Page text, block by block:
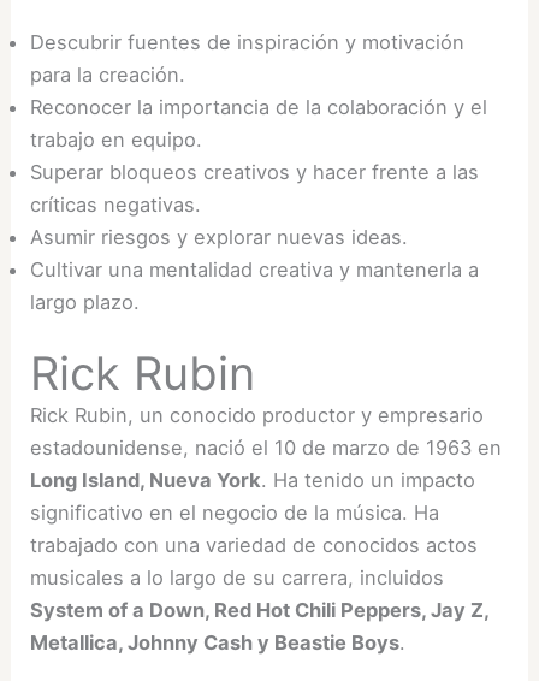
Descubrir fuentes de inspiración y motivación
para la creación.
Reconocer la importancia de la colaboración y el
trabajo en equipo.
Superar bloqueos creativos y hacer frente a las
críticas negativas.
Asumir riesgos y explorar nuevas ideas.
Cultivar una mentalidad creativa y mantenerla a
largo plazo.
Rick Rubin
Rick Rubin, un conocido productor y empresario
estadounidense, nació el 10 de marzo de 1963 en
Long Island, Nueva York. Ha tenido un impacto
significativo en el negocio de la música. Ha
trabajado con una variedad de conocidos actos
musicales a lo largo de su carrera, incluidos
System of a Down, Red Hot Chili Peppers, Jay Z,
Metallica, Johnny Cash y Beastie Boys.